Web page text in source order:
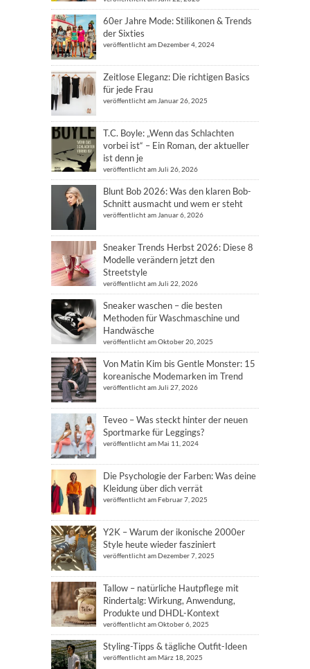
60er Jahre Mode: Stilikonen & Trends
der Sixties
veröffentlicht am Dezember 4, 2024
Zeitlose Eleganz: Die richtigen Basics
für jede Frau
veröffentlicht am Januar 26, 2025
T.C. Boyle: „Wenn das Schlachten
vorbei ist“ – Ein Roman, der aktueller
ist denn je
veröffentlicht am Juli 26, 2026
Blunt Bob 2026: Was den klaren Bob-
Schnitt ausmacht und wem er steht
veröffentlicht am Januar 6, 2026
Sneaker Trends Herbst 2026: Diese 8
Modelle verändern jetzt den
Streetstyle
veröffentlicht am Juli 22, 2026
Sneaker waschen – die besten
Methoden für Waschmaschine und
Handwäsche
veröffentlicht am Oktober 20, 2025
Von Matin Kim bis Gentle Monster: 15
koreanische Modemarken im Trend
veröffentlicht am Juli 27, 2026
Teveo – Was steckt hinter der neuen
Sportmarke für Leggings?
veröffentlicht am Mai 11, 2024
Die Psychologie der Farben: Was deine
Kleidung über dich verrät
veröffentlicht am Februar 7, 2025
Y2K – Warum der ikonische 2000er
Style heute wieder fasziniert
veröffentlicht am Dezember 7, 2025
Tallow – natürliche Hautpflege mit
Rindertalg: Wirkung, Anwendung,
Produkte und DHDL-Kontext
veröffentlicht am Oktober 6, 2025
Styling-Tipps & tägliche Outfit-Ideen
veröffentlicht am März 18, 2025